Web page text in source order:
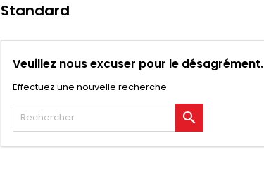
Standard
Veuillez nous excuser pour le désagrément.
Effectuez une nouvelle recherche
